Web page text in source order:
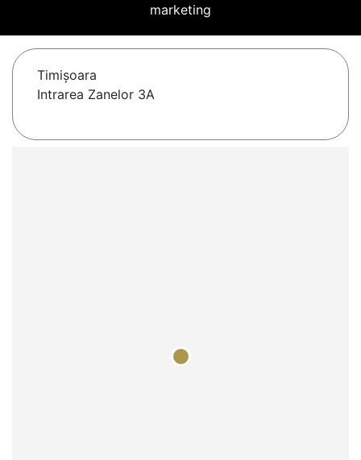
marketing
Timişoara
Intrarea Zanelor 3A